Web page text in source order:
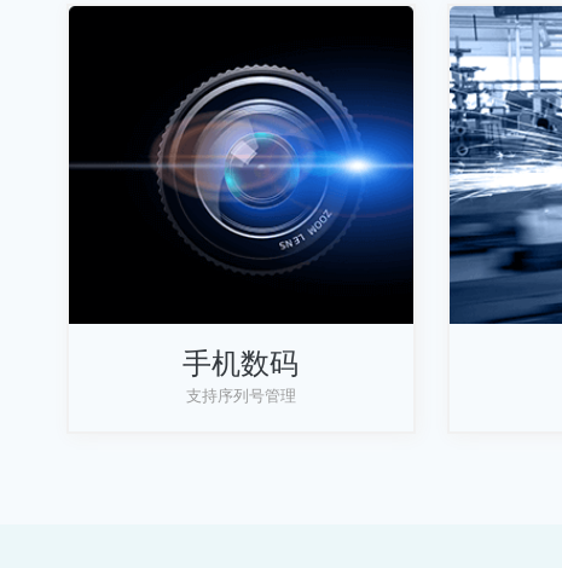
手机数码
支持序列号管理